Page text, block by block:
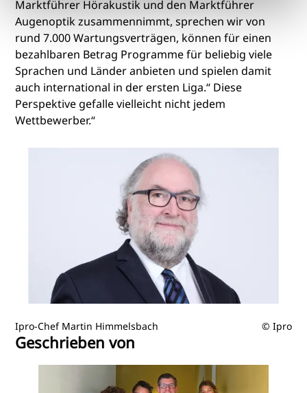
Ipro-Chef Martin Himmelsbach © Ipro
Marktführer Hörakustik und den Marktführer
Augenoptik zusammennimmt, sprechen wir von
rund 7.000 Wartungsverträgen, können für einen
bezahlbaren Betrag Programme für beliebig viele
Sprachen und Länder anbieten und spielen damit
auch international in der ersten Liga.“ Diese
Perspektive gefalle vielleicht nicht jedem
Wettbewerber.“
Geschrieben von